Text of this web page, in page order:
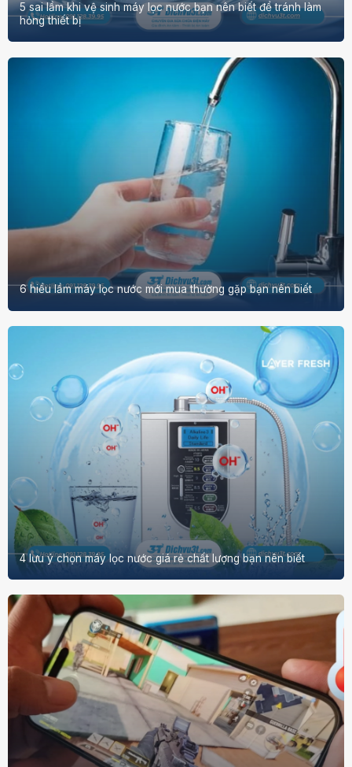
5 sai lầm khi vệ sinh máy lọc nước bạn nên biết để tránh làm
hỏng thiết bị
6 hiểu lầm máy lọc nước mới mua thường gặp bạn nên biết
4 lưu ý chọn máy lọc nước giá rẻ chất lượng bạn nên biết